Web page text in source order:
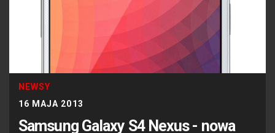
NEWSY
16 MAJA 2013
Samsung Galaxy S4 Nexus - nowa